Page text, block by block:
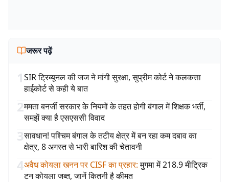
जरूर पढ़ें
1SIR ट्रिब्यूनल की जज ने मांगी सुरक्षा, सुप्रीम कोर्ट ने कलकत्ता
हाईकोर्ट से कही ये बात
2ममता बनर्जी सरकार के नियमों के तहत होगी बंगाल में शिक्षक भर्ती,
समझें क्या है एसएससी विवाद
3सावधान! पश्चिम बंगाल के तटीय क्षेत्र में बन रहा कम दबाव का
क्षेत्र, 8 अगस्त से भारी बारिश की चेतावनी
4अवैध कोयला खनन पर CISF का प्रहार: मुगमा में 218.9 मीट्रिक
टन कोयला जब्त, जानें कितनी है कीमत